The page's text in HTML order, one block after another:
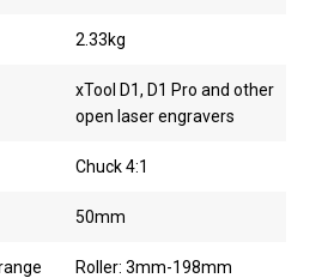
2.33kg
xTool D1, D1 Pro and other
open laser engravers
Chuck 4:1
50mm
Roller: 3mm-198mm